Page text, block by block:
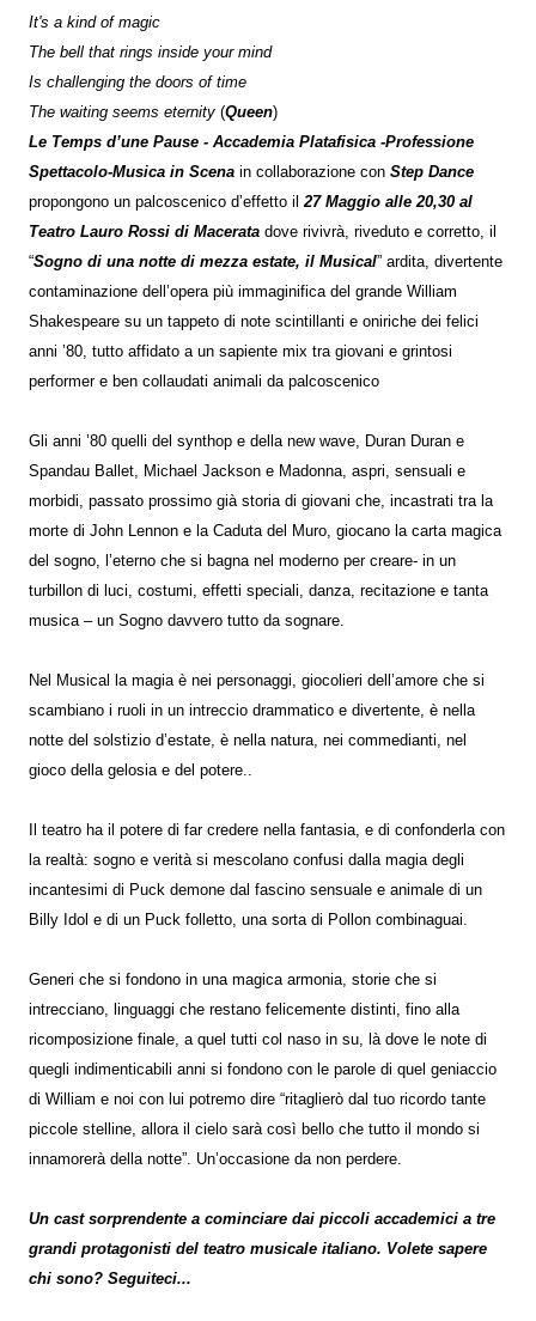
It's a kind of magic
The bell that rings inside your mind
Is challenging the doors of time
The waiting seems eternity (Queen)
Le Temps d’une Pause - Accademia Platafisica -Professione
Spettacolo-Musica in Scena in collaborazione con Step Dance
propongono un palcoscenico d’effetto il 27 Maggio alle 20,30 al
Teatro Lauro Rossi di Macerata dove rivivrà, riveduto e corretto, il
“Sogno di una notte di mezza estate, il Musical” ardita, divertente
contaminazione dell’opera più immaginifica del grande William
Shakespeare su un tappeto di note scintillanti e oniriche dei felici
anni ’80, tutto affidato a un sapiente mix tra giovani e grintosi
performer e ben collaudati animali da palcoscenico
Gli anni ’80 quelli del synthop e della new wave, Duran Duran e
Spandau Ballet, Michael Jackson e Madonna, aspri, sensuali e
morbidi, passato prossimo già storia di giovani che, incastrati tra la
morte di John Lennon e la Caduta del Muro, giocano la carta magica
del sogno, l’eterno che si bagna nel moderno per creare- in un
turbillon di luci, costumi, effetti speciali, danza, recitazione e tanta
musica – un Sogno davvero tutto da sognare.
Nel Musical la magia è nei personaggi, giocolieri dell’amore che si
scambiano i ruoli in un intreccio drammatico e divertente, è nella
notte del solstizio d’estate, è nella natura, nei commedianti, nel
gioco della gelosia e del potere..
Il teatro ha il potere di far credere nella fantasia, e di confonderla con
la realtà: sogno e verità si mescolano confusi dalla magia degli
incantesimi di Puck demone dal fascino sensuale e animale di un
Billy Idol e di un Puck folletto, una sorta di Pollon combinaguai.
Generi che si fondono in una magica armonia, storie che si
intrecciano, linguaggi che restano felicemente distinti, fino alla
ricomposizione finale, a quel tutti col naso in su, là dove le note di
quegli indimenticabili anni si fondono con le parole di quel geniaccio
di William e noi con lui potremo dire “ritaglierò dal tuo ricordo tante
piccole stelline, allora il cielo sarà così bello che tutto il mondo si
innamorerà della notte”. Un’occasione da non perdere.
Un cast sorprendente a cominciare dai piccoli accademici a tre
grandi protagonisti del teatro musicale italiano. Volete sapere
chi sono? Seguiteci...